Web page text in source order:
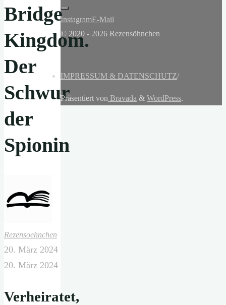
Bridge
Kingdom.
Der
Schwur
der
Spionin
Rezensoehnchen
20. März 2024
20. März 2024
Verheiratet,
InstagramE-Mail
© 2020 - 2026 Rezensöhnchen
IMPRESSUM & DATENSCHUTZ/
Präsentiert von Bravada & WordPress.